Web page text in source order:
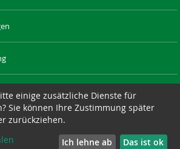
SAXONIA-
einige zusätzliche Dienste für
Sie können Ihre Zustimmung später
zurückziehen.
Ich lehne ab Das ist ok